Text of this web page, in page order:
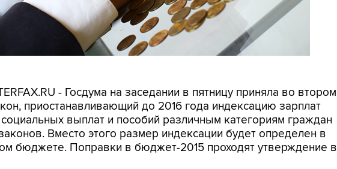
- Госдума на заседании в пятницу приняла во втором
приостанавливающий до 2016 года индексацию зарплат
выплат и пособий различным категориям граждан
Вместо этого размер индексации будет определен в
бюджете. Поправки в бюджет-2015 проходят утверждение в